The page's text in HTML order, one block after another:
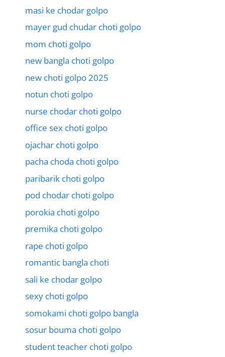
masi ke chodar golpo
mayer gud chudar choti golpo
mom choti golpo
new bangla choti golpo
new choti golpo 2025
notun choti golpo
nurse chodar choti golpo
office sex choti golpo
ojachar choti golpo
pacha choda choti golpo
paribarik choti golpo
pod chodar choti golpo
porokia choti golpo
premika choti golpo
rape choti golpo
romantic bangla choti
sali ke chodar golpo
sexy choti golpo
somokami choti golpo bangla
sosur bouma choti golpo
student teacher choti golpo